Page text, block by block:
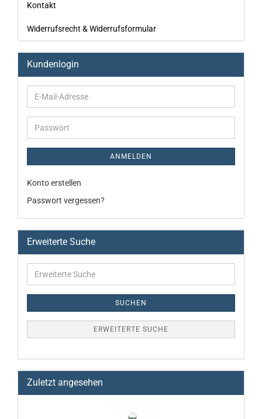
Kontakt
Widerrufsrecht & Widerrufsformular
Kundenlogin
ANMELDEN
Konto erstellen
Passwort vergessen?
Erweiterte Suche
SUCHEN
ERWEITERTE SUCHE
Zuletzt angesehen